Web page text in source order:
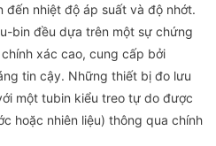
đến nhiệt độ áp suất và độ nhớt.
bin đều dựa trên một sự chứng
xác cao, cung cấp bởi
tin cậy. Những thiết bị đo lưu
một tubin kiểu treo tự do được
hoặc nhiên liệu) thông qua chính